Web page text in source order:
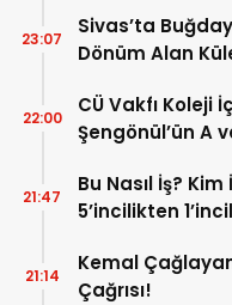
Sivas’ta
Dönüm Alan
23:07
CÜ Vakfı Koleji
Şengönül’ün A
22:00
Bu Nasıl İş?
5’incilikten
21:47
Kemal
Çağrısı!
21:14